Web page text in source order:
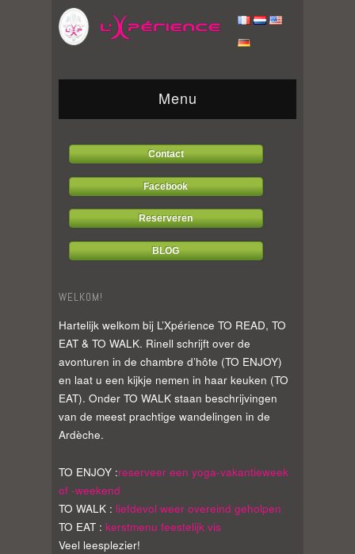
Menu
Contact
Facebook
Reserveren
BLOG
WELKOM!
Hartelijk welkom bij L’Xpérience TO READ, TO
EAT & TO WALK. Rinell schrijft over de
avonturen in de chambre d’hôte (TO ENJOY)
en laat u een kijkje nemen in haar keuken (TO
EAT). Onder TO WALK staan beschrijvingen
van de meest prachtige wandelingen in de
Ardèche.
TO ENJOY :reserveer een yoga-vakantieweek
of -weekend
TO WALK : liefdevol weer overeind geholpen
TO EAT : kerstmenu feestelijk vis
Veel leesplezier!